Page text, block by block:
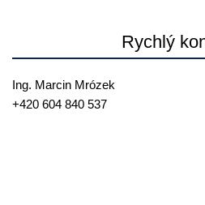
Rychlý
Ing. Marcin Mrózek
+420 604 840 537